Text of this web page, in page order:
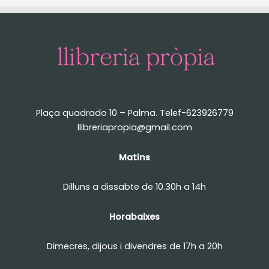
Plaça quadrado 10 – Palma. Telef-623926779
llibreriapropia@gmail.com
Matins
Dilluns a dissabte de 10.30h a 14h
Horabaixes
Dimecres, dijous i divendres de 17h a 20h